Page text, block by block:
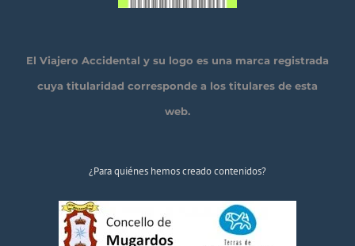
El Viajero Accidental y su logo es una marca registrada
cuya titularidad corresponde a los titulares de esta
web.
¿Para quiénes hemos creado contenidos?